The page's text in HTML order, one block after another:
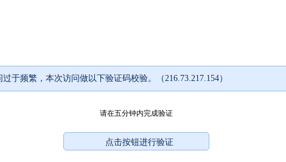
过于频繁，本次访问做以下验证码校验。（216.73.217.154）
请在五分钟内完成验证